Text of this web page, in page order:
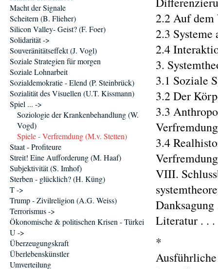
2.2 Auf dem
2.3 Systeme
2.4
3.
3.1 Soziale
3.2 Der
3.3
3.4
VIII.
Literatur . . .
*
Macht der Signale
Scheitern (B. Flieher)
Silicon Valley- Geist? (F. Foer)
Solidarität ->
Souveränitätseffekt (J. Vogl)
Soziale Strategien für morgen
Soziale Lohnarbeit
Sozialdemokratie - Elend (P. Steinbrück)
Sozialität des Visuellen (U.T. Kissmann)
Spiel ... ->
Soziologie der Krankenbehandlung (W.
Vogd)
Spiele - Verfremdung (M.v. Stetten)
Staat - Profiteure
Streit! Eine Aufforderung (M. Haaf)
Subjektivität (S. Imhof)
Sterben - glücklich? (H. Küng)
T ->
Trump - Zivilreligion (A.G. Weiss)
Terrorismus ->
Ökonomische & politischen Krisen - Türkei
U ->
Überzeugungskraft
Überlebenskünstler
Umverteilung